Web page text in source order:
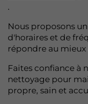
.
Nous proposons
d'horaires et de
répondre au mieux
Faites confiance à
nettoyage pour
propre, sain et